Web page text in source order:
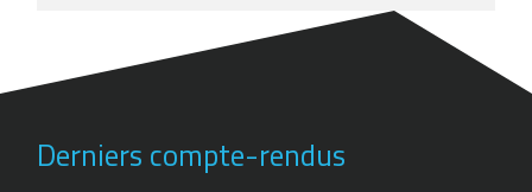
Derniers compte-rendus